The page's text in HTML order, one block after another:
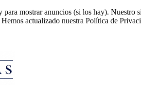
mostrar anuncios (si los hay).
actualizado nuestra Política de